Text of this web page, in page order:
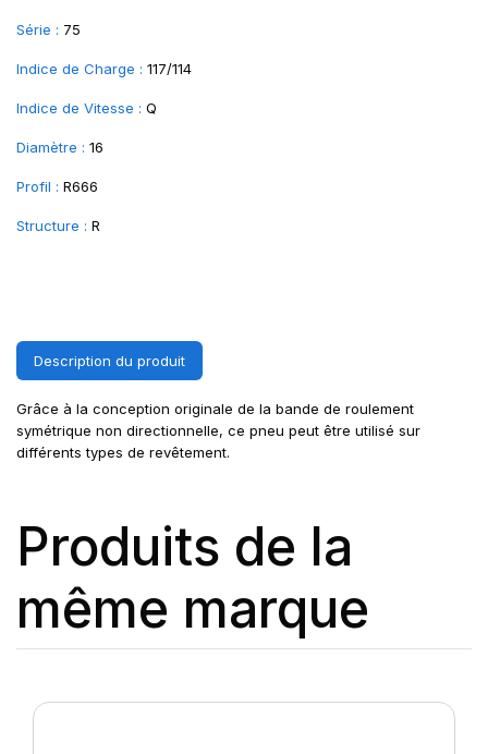
Série : 75
Indice de Charge : 117/114
Indice de Vitesse : Q
Diamètre : 16
Profil : R666
Structure : R
Description du produit
Grâce à la conception originale de la bande de roulement
symétrique non directionnelle, ce pneu peut être utilisé sur
différents types de revêtement.
Produits de la
même marque